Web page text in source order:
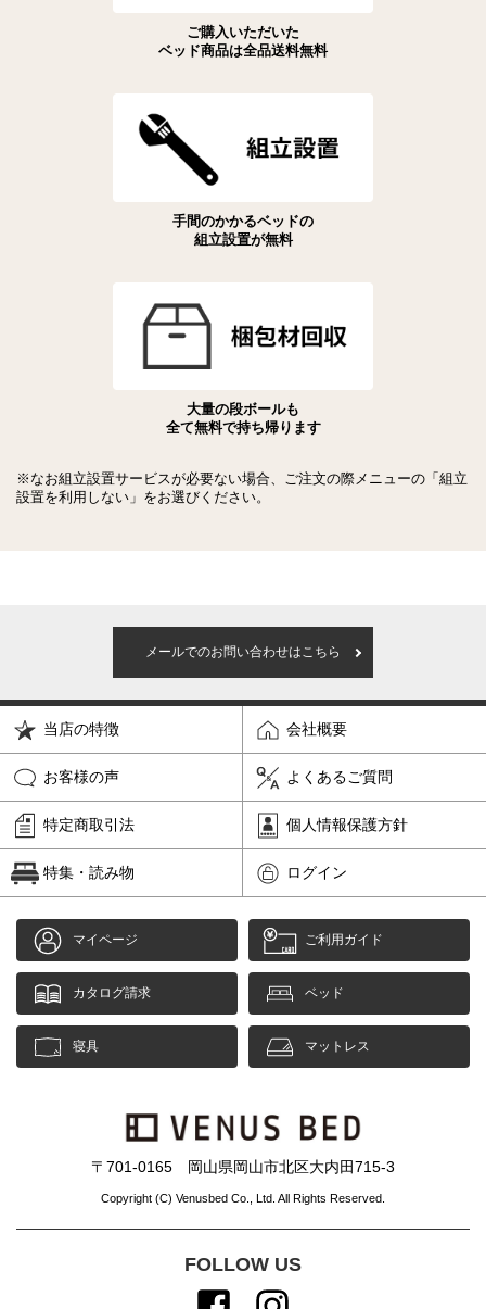
ご購入いただいた
ベッド商品は全品送料無料
手間のかかるベッドの
組立設置が無料
大量の段ボールも
全て無料で持ち帰ります
※なお組立設置サービスが必要ない場合、ご注文の際メニューの「組立
設置を利用しない」をお選びください。
メールでのお問い合わせはこちら
当店の特徴 会社概要
お客様の声 よくあるご質問
特定商取引法 個人情報保護方針
特集・読み物 ログイン
マイページ ご利用ガイド
カタログ請求 ベッド
寝具 マットレス
〒701-0165 岡山県岡山市北区大内田715-3
Copyright (C) Venusbed Co., Ltd. All Rights Reserved.
FOLLOW US